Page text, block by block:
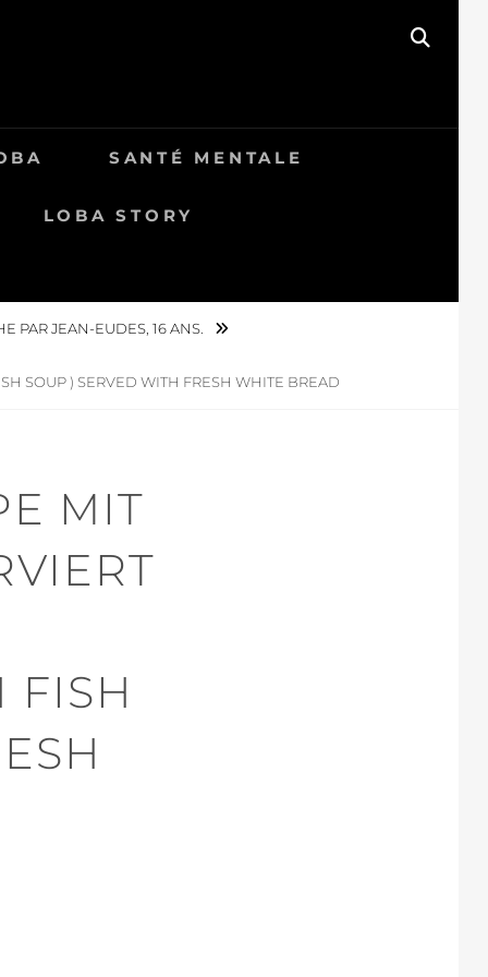
SANTÉ MENTALE
LOBA STORY
PAR JEAN-EUDES, 16 ANS.
SOUP ) SERVED WITH FRESH WHITE BREAD
MIT
–
S
W